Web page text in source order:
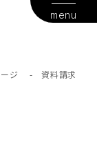
menu
ジ -資料請求